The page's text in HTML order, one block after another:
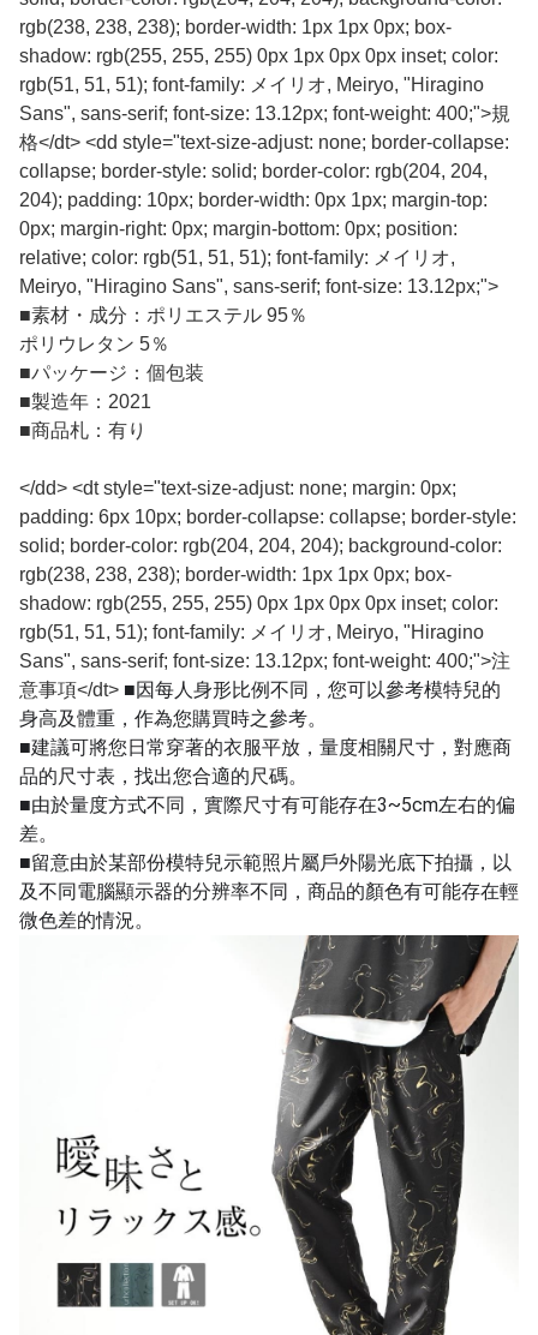
rgb(238, 238, 238); border-width: 1px 1px 0px; box-
shadow: rgb(255, 255, 255) 0px 1px 0px 0px inset; color:
rgb(51, 51, 51); font-family: メイリオ, Meiryo, "Hiragino
Sans", sans-serif; font-size: 13.12px; font-weight: 400;">規
格</dt> <dd style="text-size-adjust: none; border-collapse:
collapse; border-style: solid; border-color: rgb(204, 204,
204); padding: 10px; border-width: 0px 1px; margin-top:
0px; margin-right: 0px; margin-bottom: 0px; position:
relative; color: rgb(51, 51, 51); font-family: メイリオ,
Meiryo, "Hiragino Sans", sans-serif; font-size: 13.12px;">
■素材・成分：ポリエステル 95％
ポリウレタン 5％
■パッケージ：個包装
■製造年：2021
■商品札：有り
</dd> <dt style="text-size-adjust: none; margin: 0px;
padding: 6px 10px; border-collapse: collapse; border-style:
solid; border-color: rgb(204, 204, 204); background-color:
rgb(238, 238, 238); border-width: 1px 1px 0px; box-
shadow: rgb(255, 255, 255) 0px 1px 0px 0px inset; color:
rgb(51, 51, 51); font-family: メイリオ, Meiryo, "Hiragino
Sans", sans-serif; font-size: 13.12px; font-weight: 400;">注
意事項</dt> ■因每人身形比例不同，您可以參考模特兒的
身高及體重，作為您購買時之參考。
■建議可將您日常穿著的衣服平放，量度相關尺寸，對應商
品的尺寸表，找出您合適的尺碼。
■由於量度方式不同，實際尺寸有可能存在3~5cm左右的偏
差。
■留意由於某部份模特兒示範照片屬戶外陽光底下拍攝，以
及不同電腦顯示器的分辨率不同，商品的顏色有可能存在輕
微色差的情況。